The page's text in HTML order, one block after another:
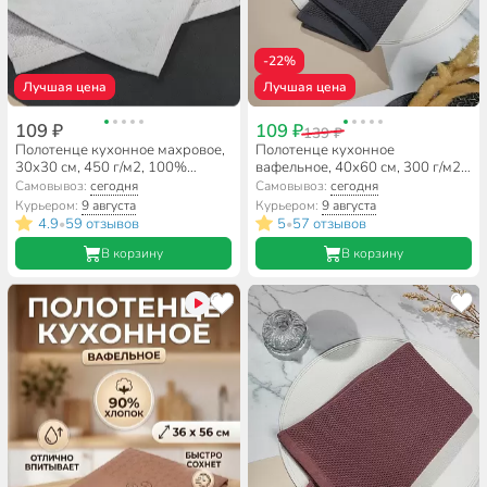
Лучшая цена
109 ₽
Полотенце кухонное махровое,
30х30 см, 450 г/м2, 100%
хлопок, Silvano, Navy, серое,
Узбекистан
Самовывоз:сегодня
Курьером:9 августа
4.9•59 отзывов
В корзину
-22%
Лучшая цена
109 ₽139 ₽
Полотенце кухонное
вафельное, 40х60 см, 300 г/м2,
100% хлопок, Silvano, Esthetic,
серое, Узбекистан
Самовывоз: сегодня
Курьером: 9 августа
5•57 отзывов
В корзину